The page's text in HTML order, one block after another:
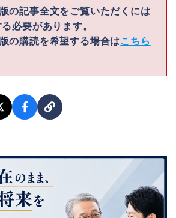
の記事全文をご覧いただくには
必要があります。
の購読を希望する場合は こちら